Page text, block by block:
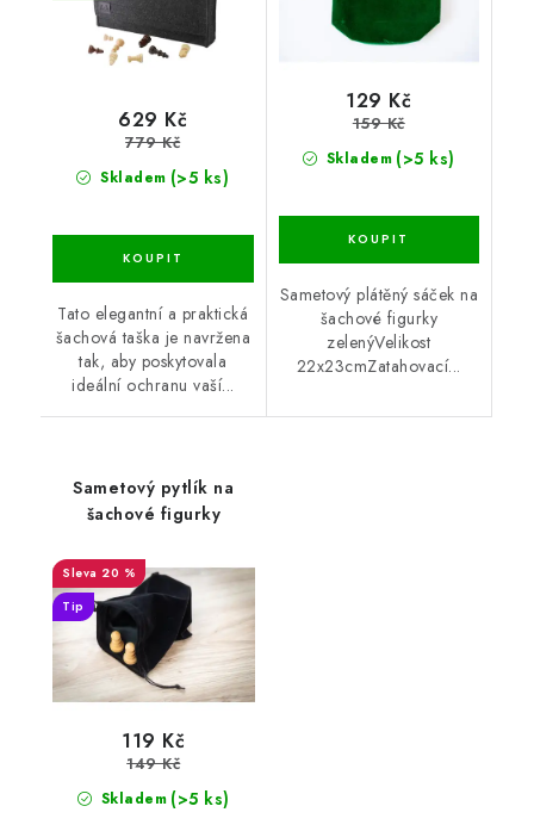
Skladem (>5 ks)
629 Kč
779 Kč
Tato elegantní a praktická
šachová taška je navržena
tak, aby poskytovala
ideální ochranu vaší...
Skladem (>5 ks)
129 Kč
159 Kč
Sametový plátěný sáček na
šachové figurky
zelenýVelikost
22x23cmZatahovací...
Sametový pytlík na
šachové figurky
20 %
Tip
Skladem (>5 ks)
119 Kč
149 Kč